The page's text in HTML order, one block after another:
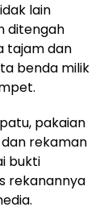
lain
ditengah
tajam dan
benda milik
pakaian
rekaman
bukti
rekanannya